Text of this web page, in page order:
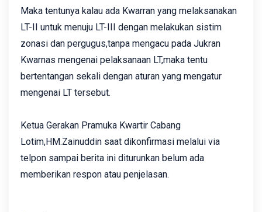
Maka tentunya kalau ada Kwarran yang melaksanakan
LT-II untuk menuju LT-III dengan melakukan sistim
zonasi dan pergugus,tanpa mengacu pada Jukran
Kwarnas mengenai pelaksanaan LT,maka tentu
bertentangan sekali dengan aturan yang mengatur
mengenai LT tersebut.‎
Ketua Gerakan Pramuka Kwartir Cabang
Lotim,HM.Zainuddin saat dikonfirmasi melalui via
telpon sampai berita ini diturunkan belum ada
memberikan respon atau penjelasan.